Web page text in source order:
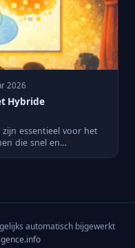
2026
Hybride
essentieel voor het
die snel en
automatisch bijgewerkt